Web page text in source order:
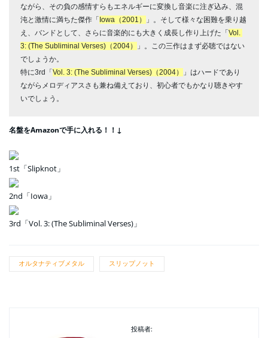
ながら、その負の感情すらもエネルギーに変換し音楽に注ぎ込み、混
沌と激情に満ちた傑作「Iowa（2001）
」。そして様々な困難を乗り越
え、バンドとして、さらに音楽的にも大きく成長し作り上げた「Vol.
3: (The Subliminal Verses)（2004）
」。この三作はまず必聴ではない
でしょうか。
特に3rd「Vol. 3: (The Subliminal Verses)（2004）
」はハードであり
ながらメロディアスさも兼ね備えており、初心者でもかなり聴きやす
いでしょう。
名盤をAmazonで手に入れる！！↓
1st「Slipknot」
2nd「Iowa」
3rd「Vol. 3: (The Subliminal Verses)」
オルタナティブメタル スリップノット
投稿者: